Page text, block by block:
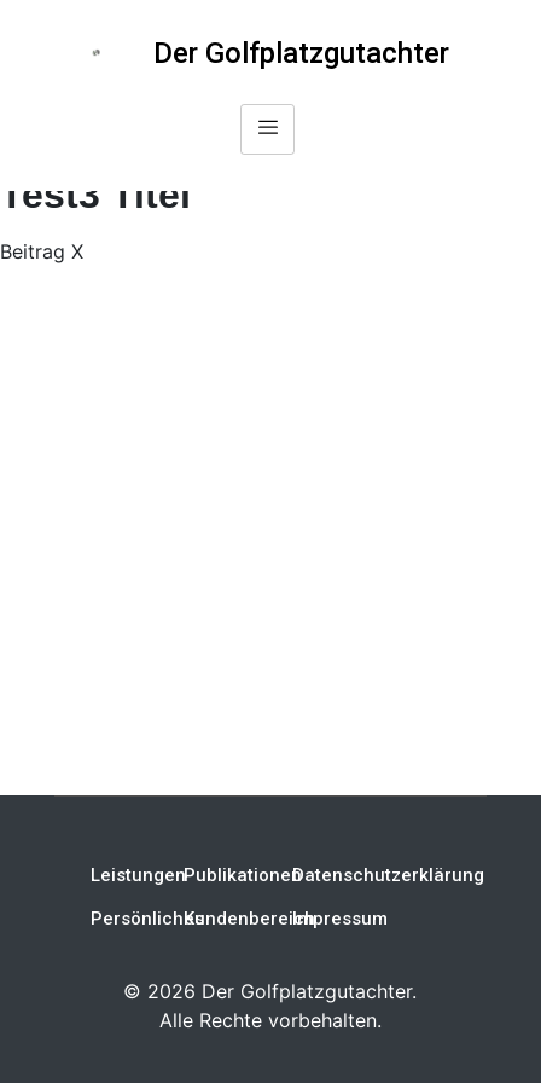
Der Golfplatzgutachter
Test3 Titel
Beitrag X
Leistungen
Persönliches
Publikationen
Kundenbereich
Datenschutzerklärung
Impressum
© 2026 Der Golfplatzgutachter.
Alle Rechte vorbehalten.